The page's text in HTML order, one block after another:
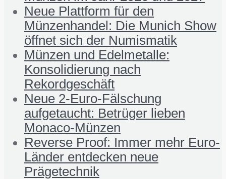
Neue Plattform für den
Münzenhandel: Die Munich Show
öffnet sich der Numismatik
Münzen und Edelmetalle:
Konsolidierung nach
Rekordgeschäft
Neue 2-Euro-Fälschung
aufgetaucht: Betrüger lieben
Monaco-Münzen
Reverse Proof: Immer mehr Euro-
Länder entdecken neue
Prägetechnik